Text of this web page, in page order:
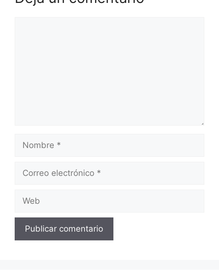
electrónico